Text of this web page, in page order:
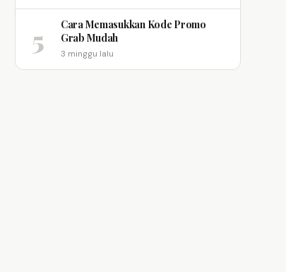
5
Cara Memasukkan Kode Promo
Grab Mudah
3 minggu lalu